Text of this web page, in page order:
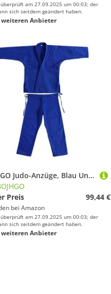
am 27.09.2025 um 00:03; der
sich seitdem geändert haben.
weiteren Anbieter
BOJHGO Judo-Anzüge, Blau Und Weiß, Brasilianische Jujutsu-Uniform, Judo-Trainingsanzug for Erwachsene, Taekwondo-Karate-Shirt Hosen-Set Für Training(Blue,165cm)
Preis
99,44 €
bei Amazon
am 27.09.2025 um 00:03; der
sich seitdem geändert haben.
weiteren Anbieter